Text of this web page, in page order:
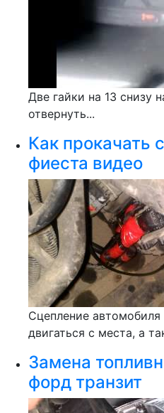
Две гайки на 13 снизу
отвернуть...
Как прокачать
фиеста видео
Сцепление автомобиля
двигаться с места, а
Замена
форд транзит